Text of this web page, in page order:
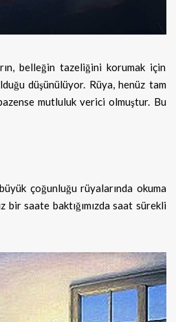
belleğin tazeliğini korumak için
düşünülüyor. Rüya, henüz tam
mutluluk verici olmuştur. Bu
çoğunluğu rüyalarında okuma
saate baktığımızda saat sürekli